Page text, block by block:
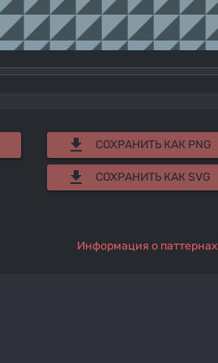
get_app СОХРАНИТЬ КАК PNG
get_app СОХРАНИТЬ КАК SVG
Информация о паттернах